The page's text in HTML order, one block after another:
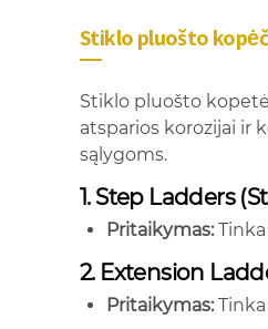
Stiklo pluošto
Stiklo pluošto
atsparios korozijai ir
sąlygoms.
1. Step Ladders
Pritaikymas:Tinka
2. Extension
Pritaikymas:Tinka